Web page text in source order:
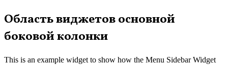
Перейти
к
содержимому
Область виджетов основной
боковой колонки
This is an example widget to show how the Menu Sidebar Widget